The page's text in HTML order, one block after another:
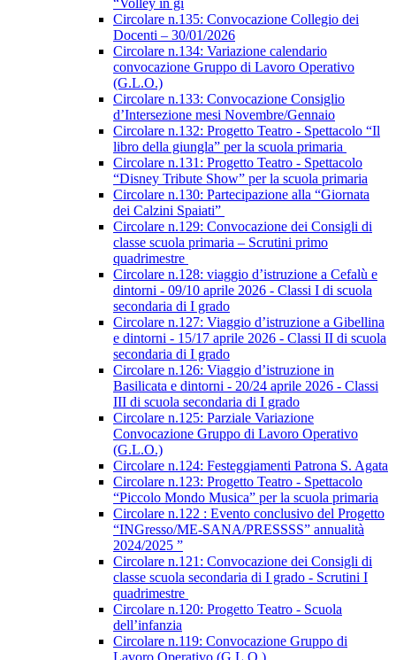
“Volley in gi
Circolare n.135: Convocazione Collegio dei
Docenti – 30/01/2026
Circolare n.134: Variazione calendario
convocazione Gruppo di Lavoro Operativo
(G.L.O.)
Circolare n.133: Convocazione Consiglio
d’Intersezione mesi Novembre/Gennaio
Circolare n.132: Progetto Teatro - Spettacolo “Il
libro della giungla” per la scuola primaria
Circolare n.131: Progetto Teatro - Spettacolo
“Disney Tribute Show” per la scuola primaria
Circolare n.130: Partecipazione alla “Giornata
dei Calzini Spaiati”
Circolare n.129: Convocazione dei Consigli di
classe scuola primaria – Scrutini primo
quadrimestre
Circolare n.128: viaggio d’istruzione a Cefalù e
dintorni - 09/10 aprile 2026 - Classi I di scuola
secondaria di I grado
Circolare n.127: Viaggio d’istruzione a Gibellina
e dintorni - 15/17 aprile 2026 - Classi II di scuola
secondaria di I grado
Circolare n.126: Viaggio d’istruzione in
Basilicata e dintorni - 20/24 aprile 2026 - Classi
III di scuola secondaria di I grado
Circolare n.125: Parziale Variazione
Convocazione Gruppo di Lavoro Operativo
(G.L.O.)
Circolare n.124: Festeggiamenti Patrona S. Agata
Circolare n.123: Progetto Teatro - Spettacolo
“Piccolo Mondo Musica” per la scuola primaria
Circolare n.122 : Evento conclusivo del Progetto
“INGresso/ME-SANA/PRESSSS” annualità
2024/2025 ”
Circolare n.121: Convocazione dei Consigli di
classe scuola secondaria di I grado - Scrutini I
quadrimestre
Circolare n.120: Progetto Teatro - Scuola
dell’infanzia
Circolare n.119: Convocazione Gruppo di